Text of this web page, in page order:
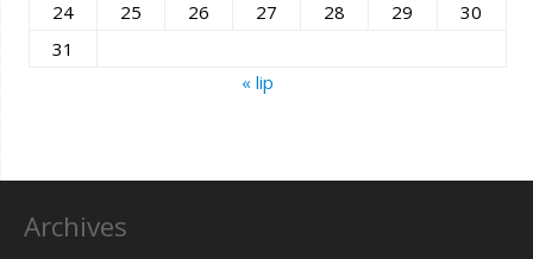
24
25 26 27 28 29
30
31
« lip
Archives